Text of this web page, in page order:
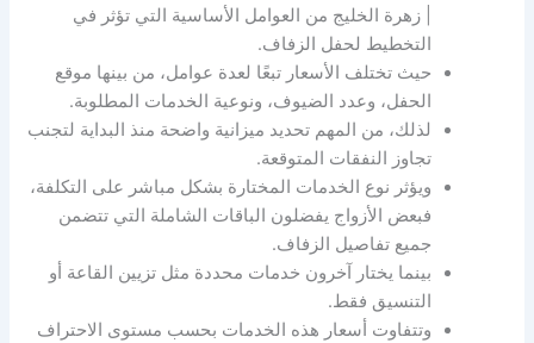
| زهرة الخليج من العوامل الأساسية التي تؤثر في
التخطيط لحفل الزفاف.
حيث تختلف الأسعار تبعًا لعدة عوامل، من بينها موقع
الحفل، وعدد الضيوف، ونوعية الخدمات المطلوبة.
لذلك، من المهم تحديد ميزانية واضحة منذ البداية لتجنب
تجاوز النفقات المتوقعة.
ويؤثر نوع الخدمات المختارة بشكل مباشر على التكلفة،
فبعض الأزواج يفضلون الباقات الشاملة التي تتضمن
جميع تفاصيل الزفاف.
بينما يختار آخرون خدمات محددة مثل تزيين القاعة أو
التنسيق فقط.
وتتفاوت أسعار هذه الخدمات بحسب مستوى الاحتراف